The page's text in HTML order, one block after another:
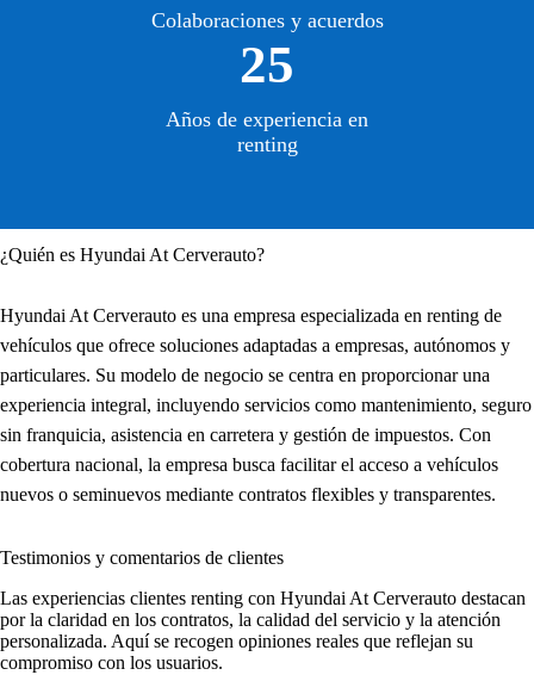
Colaboraciones y acuerdos
25
Años de experiencia en
renting
¿Quién es Hyundai At Cerverauto?
Hyundai At Cerverauto es una empresa especializada en renting de
vehículos que ofrece soluciones adaptadas a empresas, autónomos y
particulares. Su modelo de negocio se centra en proporcionar una
experiencia integral, incluyendo servicios como mantenimiento, seguro
sin franquicia, asistencia en carretera y gestión de impuestos. Con
cobertura nacional, la empresa busca facilitar el acceso a vehículos
nuevos o seminuevos mediante contratos flexibles y transparentes.
Testimonios y comentarios de clientes
Las experiencias clientes renting con Hyundai At Cerverauto destacan
por la claridad en los contratos, la calidad del servicio y la atención
personalizada. Aquí se recogen opiniones reales que reflejan su
compromiso con los usuarios.